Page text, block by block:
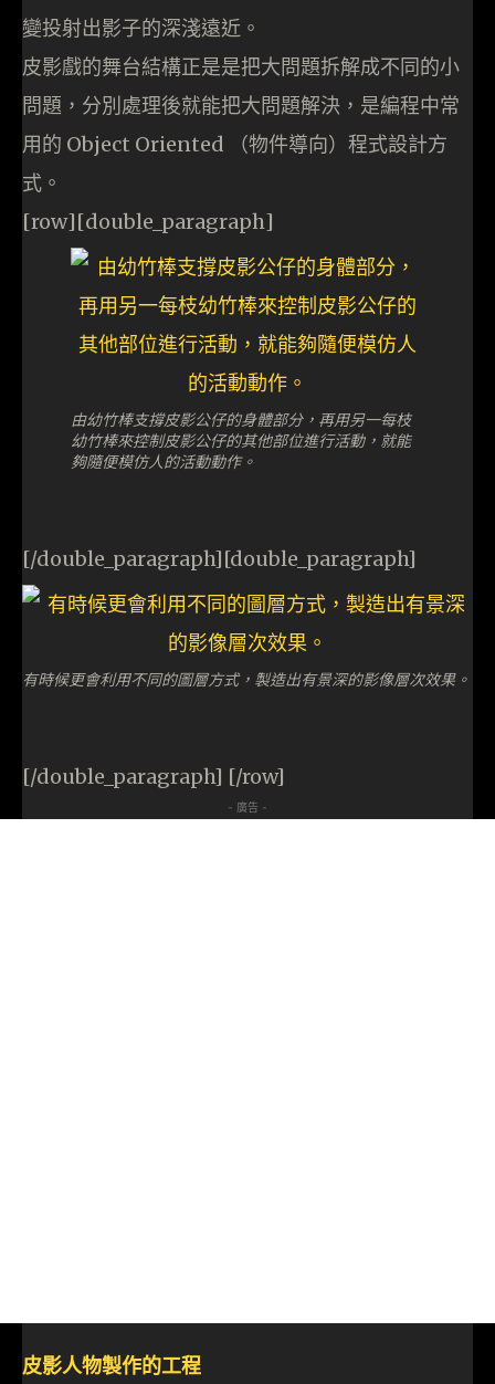
變投射出影子的深淺遠近。
皮影戲的舞台結構正是是把大問題拆解成不同的小
問題，分別處理後就能把大問題解決，是編程中常
用的 Object Oriented （物件導向）程式設計方
式。
[row][double_paragraph]
由幼竹棒支撐皮影公仔的身體部分，再用另一每枝
幼竹棒來控制皮影公仔的其他部位進行活動，就能
夠隨便模仿人的活動動作。
[/double_paragraph][double_paragraph]
有時候更會利用不同的圖層方式，製造出有景深的影像層次效果。
[/double_paragraph] [/row]
- 廣告 -
皮影人物製作的工程